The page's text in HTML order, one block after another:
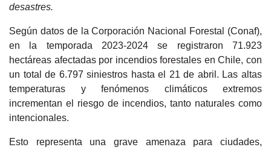
desastres.
Según datos de la Corporación Nacional Forestal (Conaf),
en la temporada 2023-2024 se registraron 71.923
hectáreas afectadas por incendios forestales en Chile, con
un total de 6.797 siniestros hasta el 21 de abril. Las altas
temperaturas y fenómenos climáticos extremos
incrementan el riesgo de incendios, tanto naturales como
intencionales.
Esto representa una grave amenaza para ciudades,